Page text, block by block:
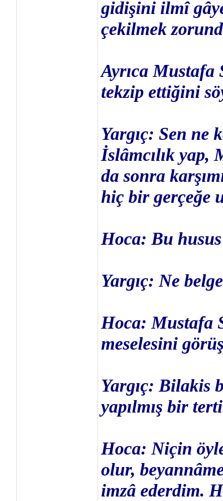
gidişini ilmî
çekilmek
Ayrıca
tekzip ettiğini
Yargıç: Sen ne
İslâmcılık yap,
da sonra
hiç bir gerçeğe
Hoca: Bu
Yargıç: Ne
Hoca: Mustafa
meselesini
Yargıç: Bilakis
yapılmış bir
Hoca: Niçin
olur,
imzâ ederdim.